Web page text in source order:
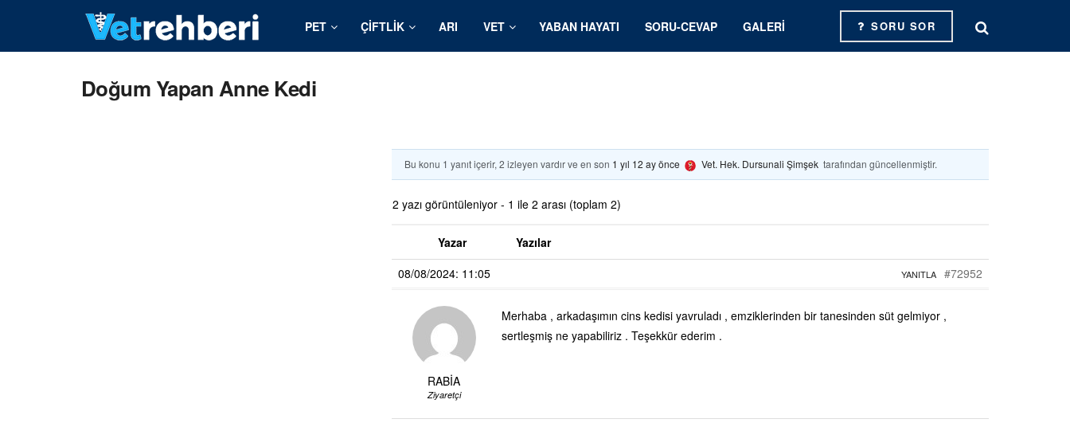
PET ÇIFTLIK ARI VET YABAN HAYATI SORU-CEVAP GALERI SORU SOR
Doğum Yapan Anne Kedi
Bu konu 1 yanıt içerir, 2 izleyen vardır ve en son 1 yıl 12 ay önce Vet. Hek. Dursunali Şimşek tarafından güncellenmiştir.
2 yazı görüntüleniyor - 1 ile 2 arası (toplam 2)
Yazar
Yazılar
08/08/2024: 11:05
#72952
YANITLA
RABİA
Ziyaretçi
Merhaba , arkadaşımın cins kedisi yavruladı , emziklerinden bir tanesinden süt gelmiyor ,
sertleşmiş ne yapabiliriz . Teşekkür ederim .